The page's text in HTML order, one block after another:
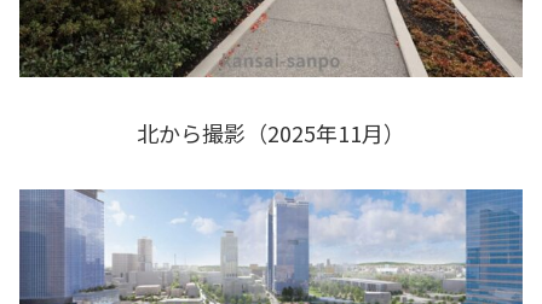
北から撮影（2025年11月）